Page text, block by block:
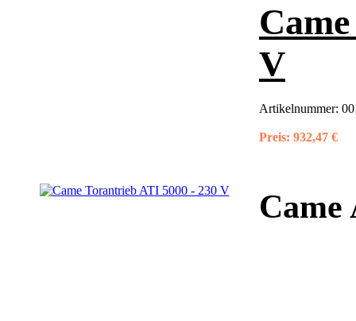
V
Artikelnummer:
Preis: 932,47 €
Came